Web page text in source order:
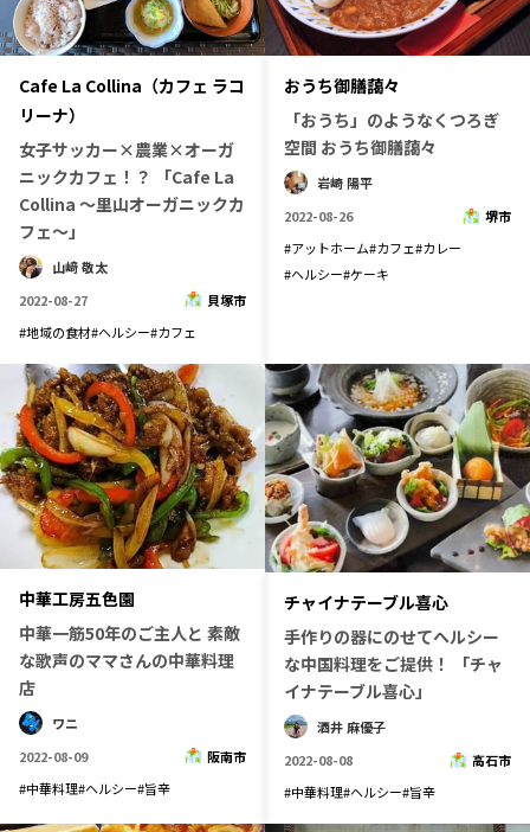
Cafe La Collina（カフェ ラコ
リーナ）
女子サッカー×農業×オーガ
ニックカフェ！？ 「Cafe La
Collina 〜里山オーガニックカ
フェ〜」
山﨑 敬太
2022-08-27
貝塚市
#地域の食材#ヘルシー#カフェ
おうち御膳藹々
「おうち」のようなくつろぎ
空間 おうち御膳藹々
岩崎 陽平
2022-08-26
堺市
#アットホーム#カフェ#カレー
#ヘルシー#ケーキ
中華工房五色園
中華一筋50年のご主人と 素敵
な歌声のママさんの中華料理
店
ワニ
2022-08-09
阪南市
#中華料理#ヘルシー#旨辛
チャイナテーブル喜心
手作りの器にのせてヘルシー
な中国料理をご提供！ 「チャ
イナテーブル喜心」
酒井 麻優子
2022-08-08
高石市
#中華料理#ヘルシー#旨辛